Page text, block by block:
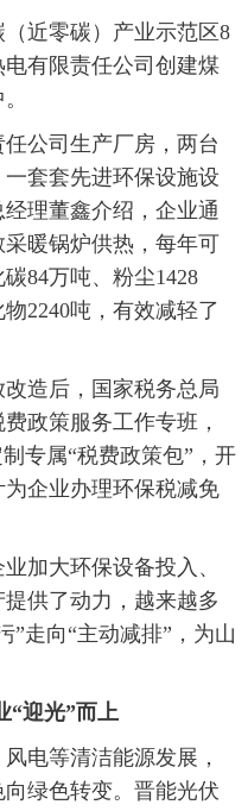
近零碳）产业示范区8
有限责任公司创建煤
公司生产厂房，两台
套套先进环保设施设
理董鑫介绍，企业通
暖锅炉供热，每年可
84万吨、粉尘1428
2240吨，有效减轻了
造后，国家税务总局
政策服务工作专班，
专属“税费政策包”，开
企业办理环保税减免
大环保设备投入、
供了动力，越来越多
”走向“主动减排”，为山
“迎光”而上
电等清洁能源发展，
绿色转变。晋能光伏